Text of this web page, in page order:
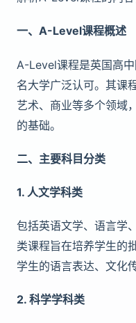
一、A-Level课程概述
A-Level课程是英国高
名大学广泛认可。其课
艺术、商业等多个领域
的基础。
二、主要科目分类
1. 人文学科类
包括英语文学、语言学
类课程旨在培养学生的
学生的语言表达、文化
2. 科学学科类